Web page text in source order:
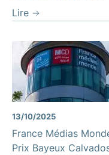
Lire
13/10/2025
France Médias
Prix Bayeux